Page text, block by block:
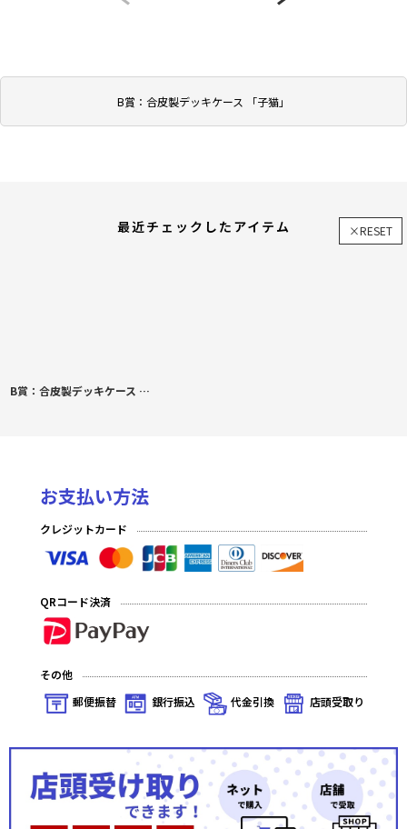
B賞：合皮製デッキケース 「子猫」
最近チェックしたアイテム ×RESET
B賞：合皮製デッキケース 「子猫」
お支払い方法
クレジットカード
QRコード決済
その他
郵便振替
銀行振込 代金引換 店頭受取り